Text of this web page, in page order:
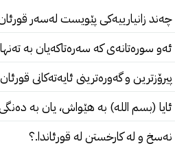
چەند زانیارییەکى پێویست لەسەر
ئەو سورەتانەى کە سەرەتاکەیان بە
پیرۆزترین و گەورەترینى ئایەتەکانى
ئایا (بسم الله) بە هێواش، یان بە
نەسخ و لە کارخستن لە قورئاندا.؟